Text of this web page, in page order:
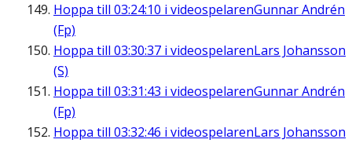
Hoppa till 03:24:10 i videospelarenGunnar Andrén
(Fp)
Hoppa till 03:30:37 i videospelarenLars Johansson
(S)
Hoppa till 03:31:43 i videospelarenGunnar Andrén
(Fp)
Hoppa till 03:32:46 i videospelarenLars Johansson